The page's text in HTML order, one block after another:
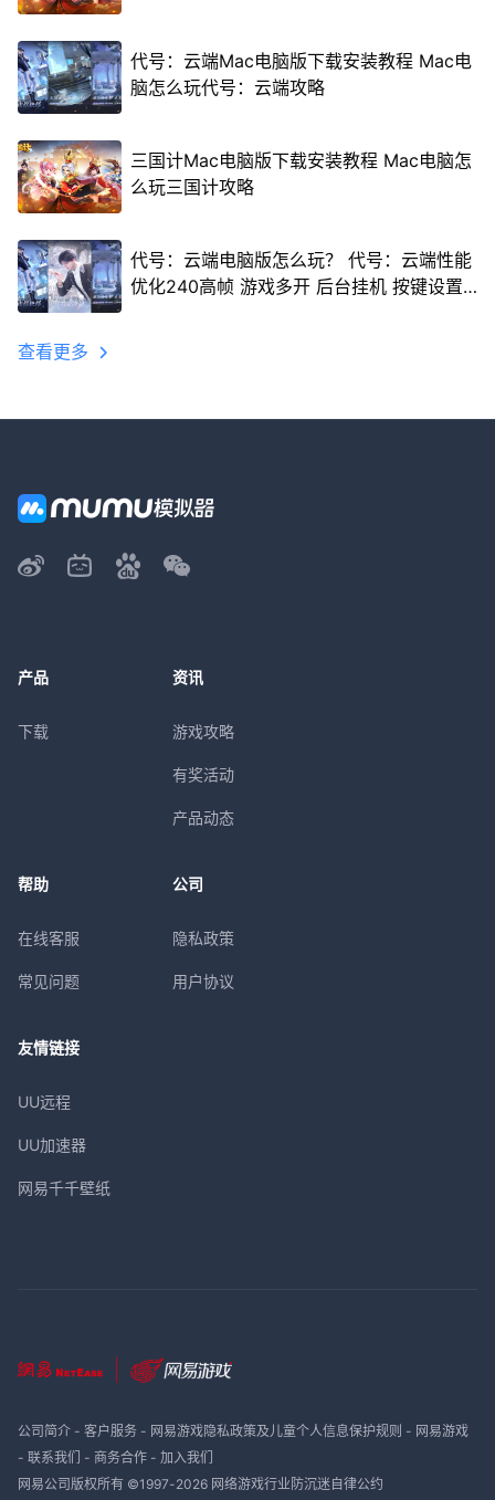
代号：云端Mac电脑版下载安装教程 Mac电
脑怎么玩代号：云端攻略
三国计Mac电脑版下载安装教程 Mac电脑怎
么玩三国计攻略
代号：云端电脑版怎么玩？ 代号：云端性能
优化240高帧 游戏多开 后台挂机 按键设置
查看更多
产品
下载
资讯
游戏攻略
有奖活动
产品动态
帮助
在线客服
常见问题
公司
隐私政策
用户协议
友情链接
UU远程
UU加速器
网易千千壁纸
公司简介- 客户服务- 网易游戏隐私政策及儿童个人信息保护规则 - 网易游戏
- 联系我们 - 商务合作- 加入我们
网易公司版权所有 ©1997-2026 网络游戏行业防沉迷自律公约